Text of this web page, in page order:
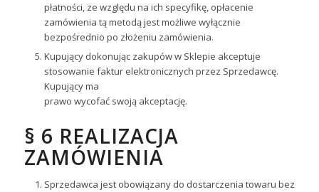
płatności, ze względu na ich specyfikę, opłacenie
zamówienia tą metodą jest możliwe wyłącznie
bezpośrednio po złożeniu zamówienia.
Kupujący dokonując zakupów w Sklepie akceptuje
stosowanie faktur elektronicznych przez Sprzedawcę.
Kupujący ma
prawo wycofać swoją akceptację.
§ 6 REALIZACJA
ZAMÓWIENIA
Sprzedawca jest obowiązany do dostarczenia towaru bez